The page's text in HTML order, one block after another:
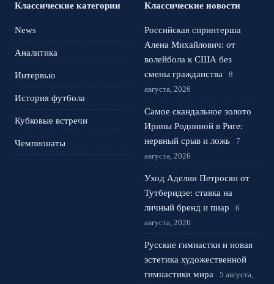
Классические категории
News
Аналитика
Интервью
История футбола
Кубковые встречи
Чемпионаты
Классические новости
Российская спринтерша
Алена Михайлович: от
волейбола к США без
смены гражданства
8
августа, 2026
Самое скандальное золото
Ирины Родниной в Риге:
нервный срыв и ложь
7
августа, 2026
Уход Аделии Петросян от
Тутберидзе: ставка на
личный бренд и пиар
6
августа, 2026
Русские гимнастки и новая
эстетика художественной
гимнастики мира
5 августа,